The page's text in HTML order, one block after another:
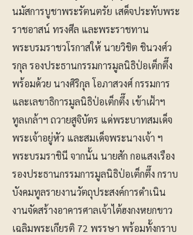
นมัสการบูชาพระรัตนตรัย เสด็จประทับพระ
ราชอาสน์ ทรงศีล และพระราชทาน
พระบรมราชวโรกาสให้ นายวิชิต ชินวงศ์ว
รกุล รองประธานกรรมการมูลนิธิป่อเต็กตึ๊ง
พร้อมด้วย นางศิริกุล โอภาสวงศ์ กรรมการ
และเลขาธิการมูลนิธิป่อเต็กตึ๊ง เข้าเฝ้าฯ
ทูลเกล้าฯ ถวายสูจิบัตร แด่พระบาทสมเด็จ
พระเจ้าอยู่หัว และสมเด็จพระนางเจ้า ฯ
พระบรมราชินี จากนั้น นายสัก กอแสงเรือง
รองประธานกรรมการมูลนิธิป่อเต็กตึ๊ง กราบ
บังคมทูลรายงานวัตถุประสงค์การดำเนิน
งานจัดสร้างอาคารศาลเจ้าไต้ฮงกงหยกขาว
เฉลิมพระเกียรติ 72 พรรษา พร้อมทั้งกราบ